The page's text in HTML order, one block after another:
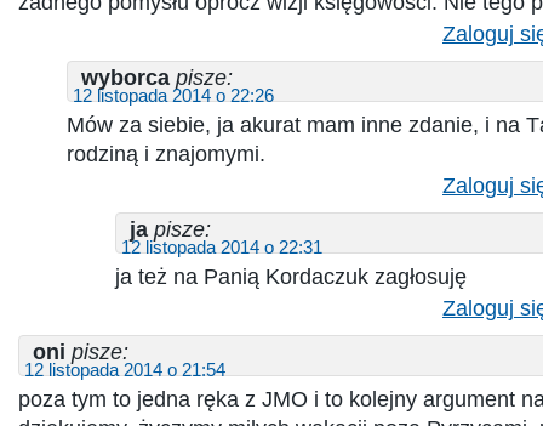
Zaloguj
wyborca pisze:
12 listopada 2014 o 22:26
Mów za siebie, ja akurat mam inne zdanie, i na
rodziną i znajomymi.
Zaloguj
ja pisze:
12 listopada 2014 o 22:31
ja też na Panią Kordaczuk zagłosuję
Zaloguj
oni pisze:
12 listopada 2014 o 21:54
poza tym to jedna ręka z JMO i to kolejny argument